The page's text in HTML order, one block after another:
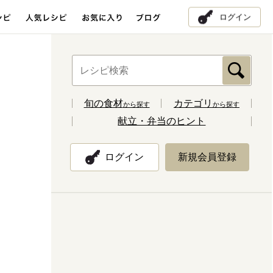
ログイン
旬の食材から探す カテゴリ から探す
献立・弁当のヒント
ログイン 新規会員登録